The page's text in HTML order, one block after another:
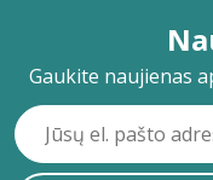
Gaukite naujienas